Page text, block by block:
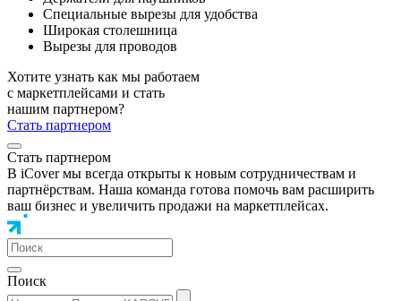
Специальные вырезы для удобства
Широкая столешница
Вырезы для проводов
Хотите узнать как мы работаем
с маркетплейсами и стать
нашим партнером?
Стать партнером
Стать партнером
В iCover мы всегда открыты к новым сотрудничествам и
партнёрствам. Наша команда готова помочь вам расширить
ваш бизнес и увеличить продажи на маркетплейсах.
Поиск